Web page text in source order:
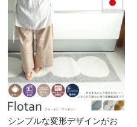
シンプルな変形デザインがお